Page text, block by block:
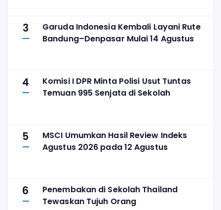
3
Garuda Indonesia Kembali Layani Rute
Bandung–Denpasar Mulai 14 Agustus
4
Komisi I DPR Minta Polisi Usut Tuntas
Temuan 995 Senjata di Sekolah
5
MSCI Umumkan Hasil Review Indeks
Agustus 2026 pada 12 Agustus
6
Penembakan di Sekolah Thailand
Tewaskan Tujuh Orang